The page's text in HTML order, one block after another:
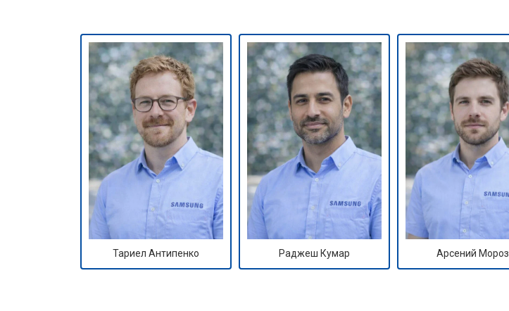
Тариел Антипенко Раджеш Кумар Арсений Мороз